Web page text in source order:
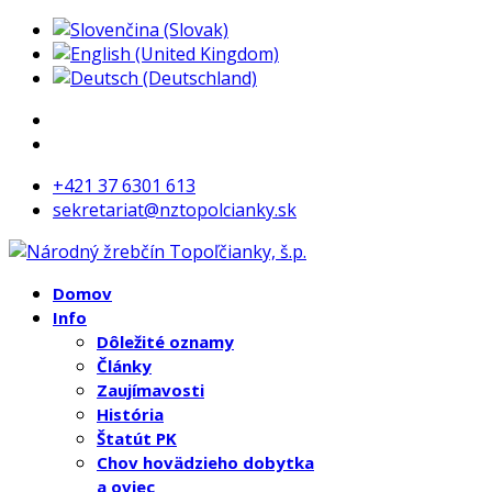
+421 37 6301 613
sekretariat@nztopolcianky.sk
Domov
Info
Dôležité oznamy
Články
Zaujímavosti
História
Štatút PK
Chov hovädzieho dobytka
a oviec